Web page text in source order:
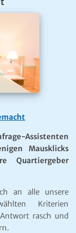
Assistenten
Mausklicks
Quartiergeber
an alle unsere
Kriterien
rasch und